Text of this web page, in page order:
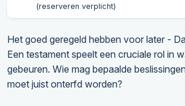
(reserveren verplicht)
Het goed geregeld hebben voor later -
Een testament speelt een cruciale rol in
gebeuren. Wie mag bepaalde
moet juist onterfd worden?